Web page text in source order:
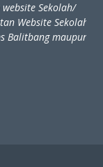
Sekolah/
Website Sekolah
maupun